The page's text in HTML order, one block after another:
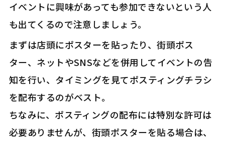
イベントに興味があっても参加できないという人
も出てくるので注意しましょう。
まずは店頭にポスターを貼ったり、街頭ポス
ター、ネットやSNSなどを併用してイベントの告
知を行い、タイミングを見てポスティングチラシ
を配布するのがベスト。
ちなみに、ポスティングの配布には特別な許可は
必要ありませんが、街頭ポスターを貼る場合は、